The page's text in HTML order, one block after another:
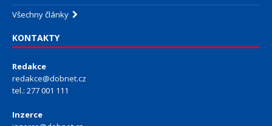
Všechny články
KONTAKTY
Redakce
redakce@dobnet.cz
tel.: 277 001 111
Inzerce